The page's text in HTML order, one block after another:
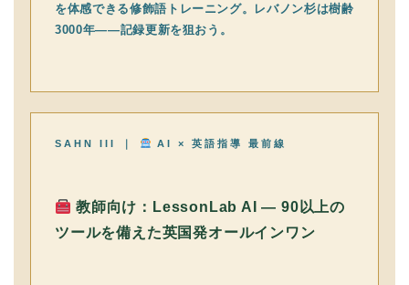
を体感できる修飾語トレーニング。レバノン杉は樹齢
3000年——記録更新を狙おう。
SAHN III ｜ AI × 英語指導 最前線
教師向け：LessonLab AI — 90以上の
ツールを備えた英国発オールインワン